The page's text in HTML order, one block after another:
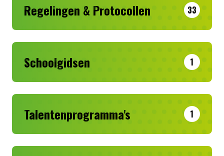
Regelingen & Protocollen 33
Schoolgidsen 1
Talentenprogramma's 1